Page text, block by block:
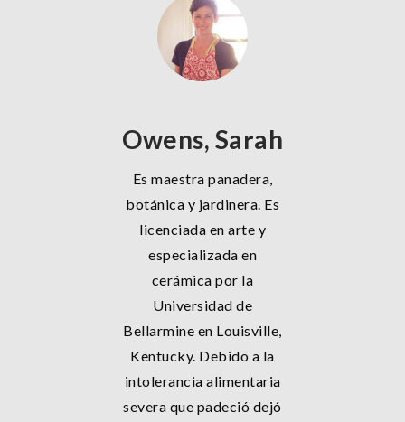
Owens, Sarah
Es maestra panadera,
botánica y jardinera. Es
licenciada en arte y
especializada en
cerámica por la
Universidad de
Bellarmine en Louisville,
Kentucky. Debido a la
intolerancia alimentaria
severa que padeció dejó